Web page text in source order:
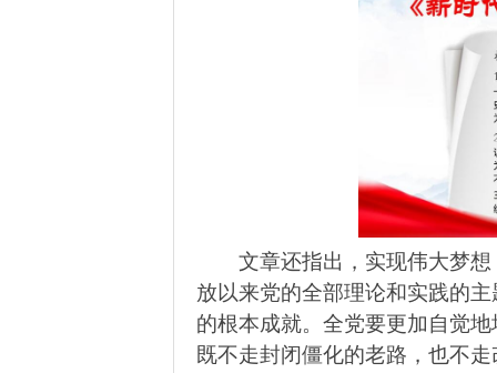
文章还指出，实现伟大梦
放以来党的全部理论和实践的
的根本成就。全党要更加自觉
既不走封闭僵化的老路，也不